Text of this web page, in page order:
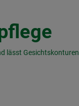
lässt Gesichtskonturen